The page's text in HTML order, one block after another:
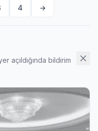
4 →
açıldığında bildirim